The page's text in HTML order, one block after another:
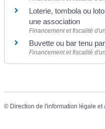
Loterie, tombola ou
une association
Financement et fiscalité
Buvette ou bar tenu
Financement et fiscalité
© Direction de l'information légale et